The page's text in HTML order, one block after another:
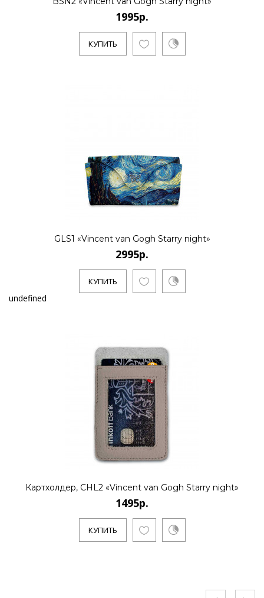
1995р.
КУПИТЬ
GLS1 «Vincent van Gogh Starry night»
2995р.
КУПИТЬ
undefined
Картхолдер, CHL2 «Vincent van Gogh Starry night»
1495р.
КУПИТЬ